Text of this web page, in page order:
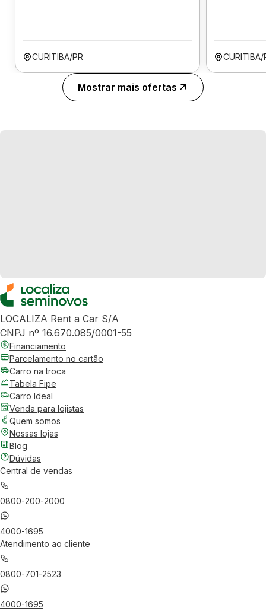
CURITIBA/PR CURITIBA/
Mostrar mais ofertas
LOCALIZA Rent a Car S/A
CNPJ nº 16.670.085/0001-55
Financiamento
Parcelamento no cartão
Carro na troca
Tabela Fipe
Carro Ideal
Venda para lojistas
Quem somos
Nossas lojas
Blog
Dúvidas
Central de vendas
0800-200-2000
4000-1695
Atendimento ao cliente
0800-701-2523
4000-1695